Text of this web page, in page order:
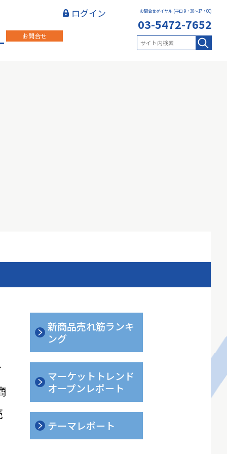
お問合せ
お問合せダイヤル (平日 9：30～17：00)
03-5472-7652
ログイン
新商品売れ筋ランキ
ング
マーケットトレンド
オープンレポート
テーマレポート